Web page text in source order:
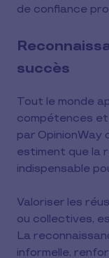
de confiance
succès
Tout le monde
compétences et
par OpinionWay
estiment que la
indispensable
Valoriser les
ou collectives,
La
informelle,